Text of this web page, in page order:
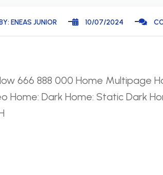
ENEAS JUNIOR 10/07/2024
666 888 000 Home Multipage
Home: Dark Home: Static Dark